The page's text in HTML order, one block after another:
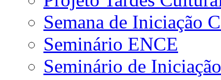
Semana de Iniciação
Seminário ENCE
Seminário de